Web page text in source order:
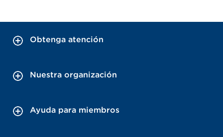
Obtenga atención
Nuestra organización
Ayuda para miembros